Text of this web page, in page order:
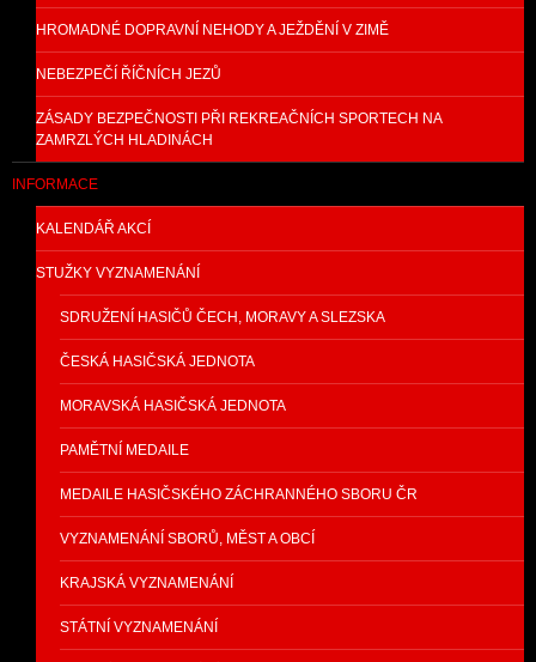
HROMADNÉ DOPRAVNÍ NEHODY A JEŽDĚNÍ V ZIMĚ
NEBEZPEČÍ ŘÍČNÍCH JEZŮ
ZÁSADY BEZPEČNOSTI PŘI REKREAČNÍCH SPORTECH NA
ZAMRZLÝCH HLADINÁCH
INFORMACE
KALENDÁŘ AKCÍ
STUŽKY VYZNAMENÁNÍ
SDRUŽENÍ HASIČŮ ČECH, MORAVY A SLEZSKA
ČESKÁ HASIČSKÁ JEDNOTA
MORAVSKÁ HASIČSKÁ JEDNOTA
PAMĚTNÍ MEDAILE
MEDAILE HASIČSKÉHO ZÁCHRANNÉHO SBORU ČR
VYZNAMENÁNÍ SBORŮ, MĚST A OBCÍ
KRAJSKÁ VYZNAMENÁNÍ
STÁTNÍ VYZNAMENÁNÍ